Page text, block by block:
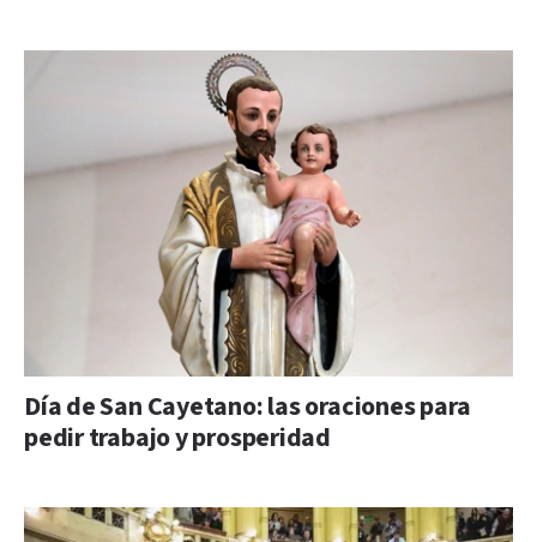
Día de San Cayetano: las oraciones para
pedir trabajo y prosperidad